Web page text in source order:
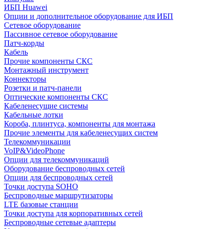
ИБП Huawei
Опции и дополнительное оборудование для ИБП
Сетевое оборудование
Пассивное сетевое оборудование
Патч-корды
Кабель
Прочие компоненты СКС
Монтажный инструмент
Коннекторы
Розетки и патч-панели
Оптические компоненты СКС
Кабеленесущие системы
Кабельные лотки
Короба, плинтуса, компоненты для монтажа
Прочие элементы для кабеленесущих систем
Телекоммуникации
VoIP&VideoPhone
Опции для телекоммуникаций
Оборудование беспроводных сетей
Опции для беспроводных сетей
Точки доступа SOHO
Беспроводные маршрутизаторы
LTE базовые станции
Точки доступа для корпоративных сетей
Беспроводные сетевые адаптеры